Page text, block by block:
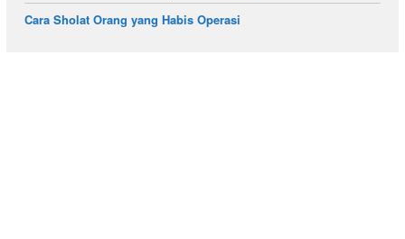
Cara Sholat Orang yang Habis Operasi